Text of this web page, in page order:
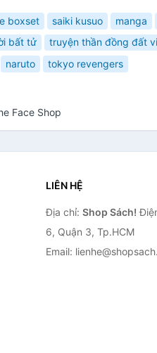
boxset saiki kusuo manga
bất tử
truyện thần đồng đất
naruto
tokyo revengers
Face Shop
LIÊN HỆ
Địa chỉ: Shop Sách!
6, Quận 3, Tp.HCM
Email: